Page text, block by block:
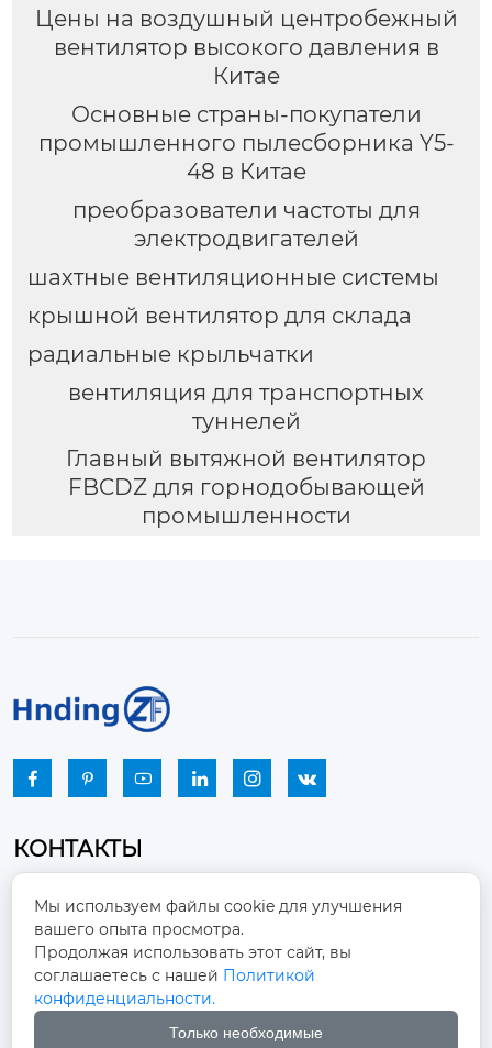
Цены на воздушный центробежный
вентилятор высокого давления в
Китае
Основные страны-покупатели
промышленного пылесборника Y5-
48 в Китае
преобразователи частоты для
электродвигателей
шахтные вентиляционные системы
крышной вентилятор для склада
радиальные крыльчатки
вентиляция для транспортных
туннелей
Главный вытяжной вентилятор
FBCDZ для горнодобывающей
промышленности
     
КОНТАКТЫ

Промышленный парк, город Наньцзяо,
район Чжоуцунь, город Цзыбо, провинция
Шаньдун
winston-xu@hengdingfan.com
+86-13806434669
Мы используем файлы cookie для улучшения
вашего опыта просмотра.
Продолжая использовать этот сайт, вы
соглашаетесь с нашей Политикой
конфиденциальности.
Только необходимые